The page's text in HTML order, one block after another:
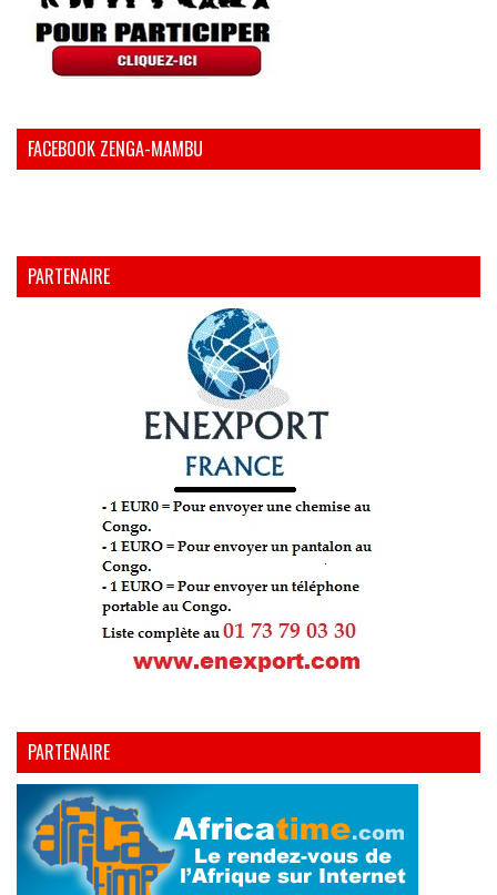
FACEBOOK ZENGA-MAMBU
PARTENAIRE
PARTENAIRE